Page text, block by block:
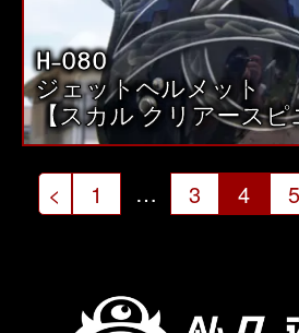
H-080
ジェットヘルメット
【スカル クリアースピ
投
稿
< 1 … 3 4 5